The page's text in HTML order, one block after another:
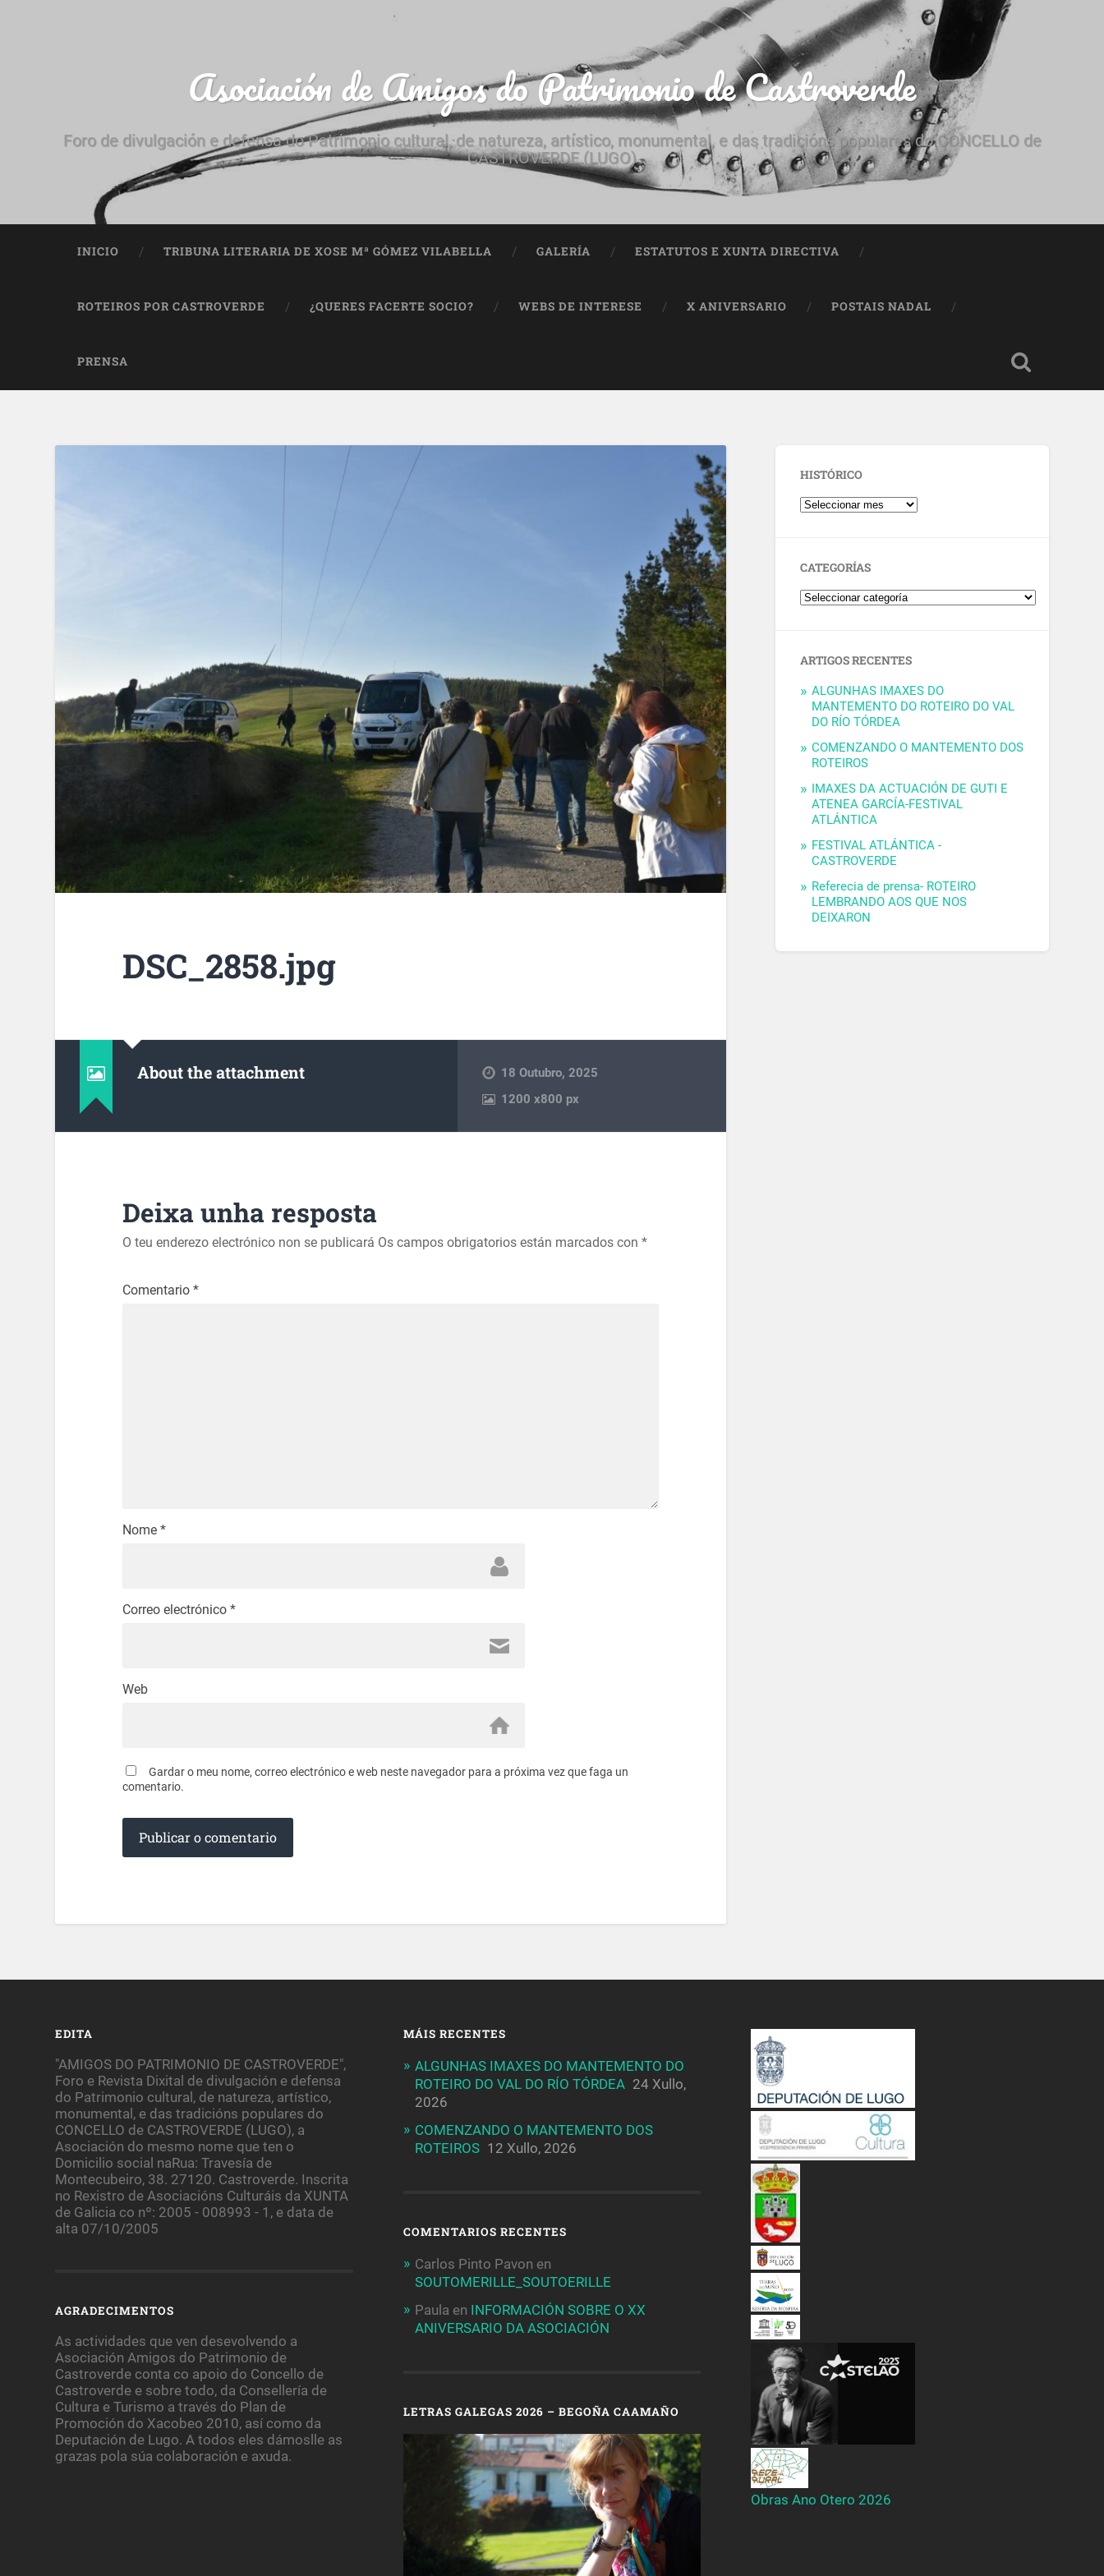
Asociación de Amigos do Patrimonio de Castroverde
Foro de divulgación e defensa do Patrimonio cultural, de natureza, artístico, monumental, e das tradicións populares do CONCELLO de
CASTROVERDE (LUGO)
INICIO TRIBUNA LITERARIA DE XOSE Mª GÓMEZ VILABELLA GALERÍA ESTATUTOS E XUNTA DIRECTIVA
ROTEIROS POR CASTROVERDE ¿QUERES FACERTE SOCIO? WEBS DE INTERESE X ANIVERSARIO POSTAIS NADAL
PRENSA
DSC_2858.jpg
About the attachment
18 Outubro, 2025
1200x800 px
Deixa unha resposta
O teu enderezo electrónico non se publicará Os campos obrigatorios están marcados con *
Comentario *
Nome *
Correo electrónico *
Web
Gardar o meu nome, correo electrónico e web neste navegador para a próxima vez que faga un
comentario.
HISTÓRICO
CATEGORÍAS
ARTIGOS RECENTES
ALGUNHAS IMAXES DO
MANTEMENTO DO ROTEIRO DO VAL
DO RÍO TÓRDEA
COMENZANDO O MANTEMENTO DOS
ROTEIROS
IMAXES DA ACTUACIÓN DE GUTI E
ATENEA GARCÍA-FESTIVAL
ATLÁNTICA
FESTIVAL ATLÁNTICA -
CASTROVERDE
Referecia de prensa- ROTEIRO
LEMBRANDO AOS QUE NOS
DEIXARON
EDITA
"AMIGOS DO PATRIMONIO DE CASTROVERDE",
Foro e Revista Dixital de divulgación e defensa
do Patrimonio cultural, de natureza, artístico,
monumental, e das tradicións populares do
CONCELLO de CASTROVERDE (LUGO), a
Asociación do mesmo nome que ten o
Domicilio social naRua: Travesía de
Montecubeiro, 38. 27120. Castroverde. Inscrita
no Rexistro de Asociacións Culturáis da XUNTA
de Galicia co nº: 2005 - 008993 - 1, e data de
alta 07/10/2005
AGRADECIMENTOS
As actividades que ven desevolvendo a
Asociación Amigos do Patrimonio de
Castroverde conta co apoio do Concello de
Castroverde e sobre todo, da Consellería de
Cultura e Turismo a través do Plan de
Promoción do Xacobeo 2010, así como da
Deputación de Lugo. A todos eles dámoslle as
grazas pola súa colaboración e axuda.
MÁIS RECENTES
ALGUNHAS IMAXES DO MANTEMENTO DO
ROTEIRO DO VAL DO RÍO TÓRDEA 24 Xullo,
2026
COMENZANDO O MANTEMENTO DOS
ROTEIROS 12 Xullo, 2026
COMENTARIOS RECENTES
Carlos Pinto Pavon en
SOUTOMERILLE_SOUTOERILLE
Paula en INFORMACIÓN SOBRE O XX
ANIVERSARIO DA ASOCIACIÓN
LETRAS GALEGAS 2026 – BEGOÑA CAAMAÑO
Obras Ano Otero 2026